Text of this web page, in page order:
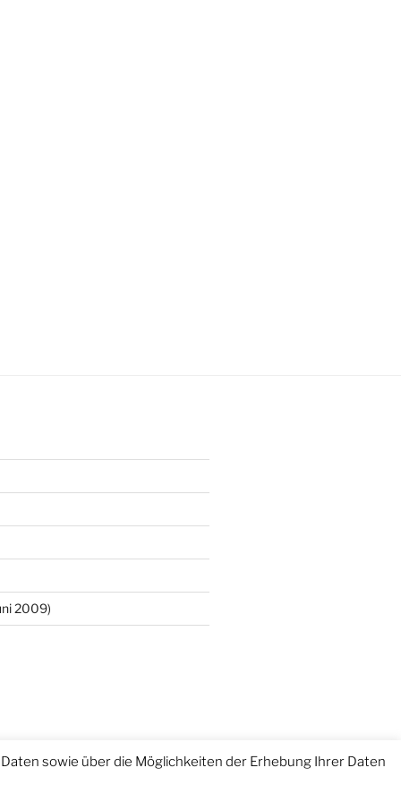
2009)
sowie über die Möglichkeiten der Erhebung Ihrer Daten